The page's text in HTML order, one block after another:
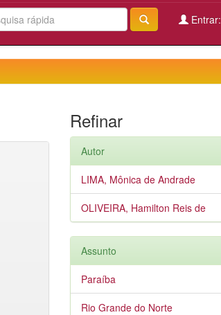
Entrar:
Refinar
Autor
LIMA, Mônica de Andrade
OLIVEIRA, Hamilton Reis de
Assunto
Paraíba
Rio Grande do Norte